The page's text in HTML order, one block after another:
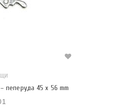
пеперуда 45 х 56 mm